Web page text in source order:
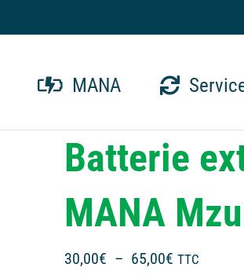
MANA
Batterie
MANA
30,00€ – 65,00€ Plage
TTC